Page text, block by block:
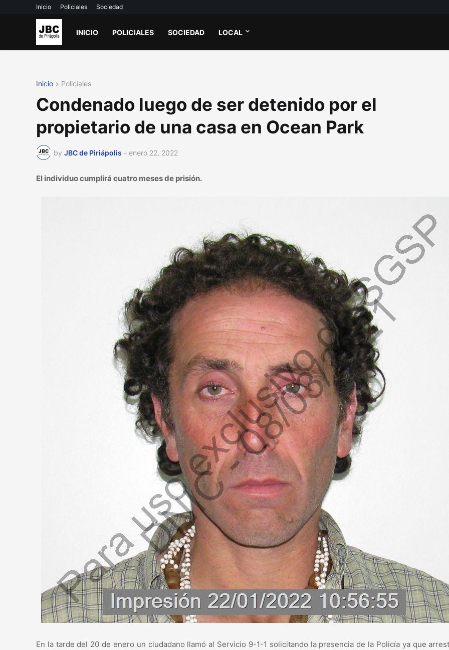
Inicio Policiales Sociedad
INICIO POLICIALES SOCIEDAD LOCAL
Inicio Policiales
Condenado luego de ser detenido por el
propietario de una casa en Ocean Park
by JBC de Piriápolis - enero 22, 2022
El individuo cumplirá cuatro meses de prisión.
En la tarde del 20 de enero un ciudadano llamó al Servicio 9-1-1 solicitando la presencia de la Policía ya que